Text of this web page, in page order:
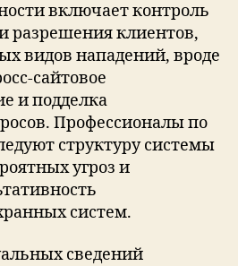
включает контроль
разрешения клиентов,
видов нападений, вроде
сайтовое
и подделка
Профессионалы по
структуру системы
угроз и
систем.
сведений